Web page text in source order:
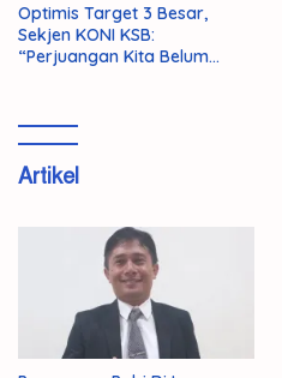
Optimis Target 3 Besar,
Sekjen KONI KSB:
“Perjuangan Kita Belum
Artikel